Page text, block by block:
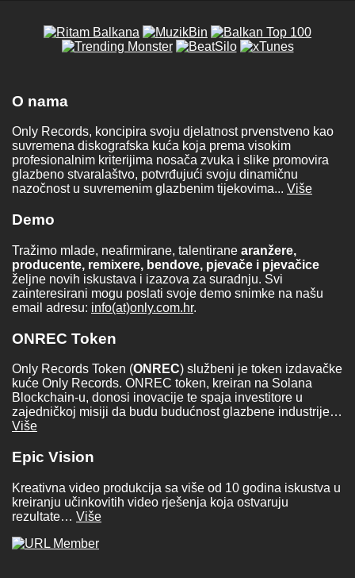
O nama
Only Records, koncipira svoju djelatnost prvenstveno kao
suvremena diskografska kuća koja prema visokim
profesionalnim kriterijima nosača zvuka i slike promovira
glazbeno stvaralaštvo, potvrđujući svoju dinamičnu
nazočnost u suvremenim glazbenim tijekovima... Više
Demo
Tražimo mlade, neafirmirane, talentirane aranžere,
producente, remixere, bendove, pjevače i pjevačice
željne novih iskustava i izazova za suradnju. Svi
zainteresirani mogu poslati svoje demo snimke na našu
email adresu: info(at)only.com.hr.
ONREC Token
Only Records Token (ONREC) službeni je token izdavačke
kuće Only Records. ONREC token, kreiran na Solana
Blockchain-u, donosi inovacije te spaja investitore u
zajedničkoj misiji da budu budućnost glazbene industrije…
Više
Epic Vision
Kreativna video produkcija sa više od 10 godina iskustva u
kreiranju učinkovitih video rješenja koja ostvaruju
rezultate… Više